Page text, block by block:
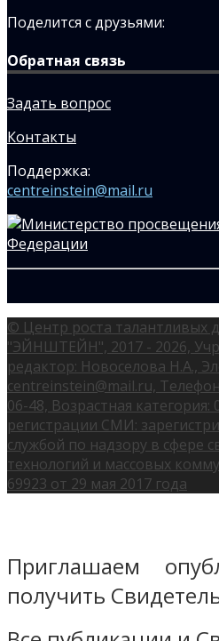
Поделится с друзьями:
Обратная связь
Задать вопрос
Контакты
Поддержка:
centreinstein@mail.ru
© Центр роста талантливых
"ЭЙНШТЕЙН", 2017 - 2026,
редактор: Новоселова Н.А.,
centreinstein@mail.ru,
06-48, Возрастная
регистрации СМИ:
службой по надзору в сфере
технологий и массовых
69923 от 29 мая 2017 года
Приглашаем
получить